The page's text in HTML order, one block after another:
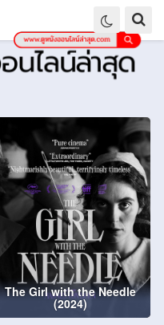
The Girl with the Needle
(2024)